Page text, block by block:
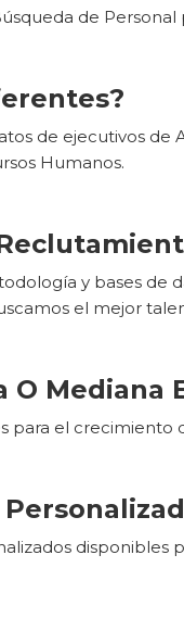
de
de ejecutivos de
Humanos.
y bases de
el mejor
O Mediana
para el
disponibles